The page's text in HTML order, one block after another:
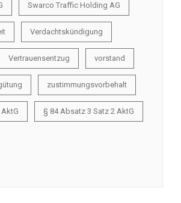
Swarco Traffic Holding AG
Verdachtskündigung
Vertrauensentzug vorstand
zustimmungsvorbehalt
§ 84 Absatz 3 Satz 2 AktG